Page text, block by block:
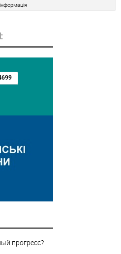
прогресс?